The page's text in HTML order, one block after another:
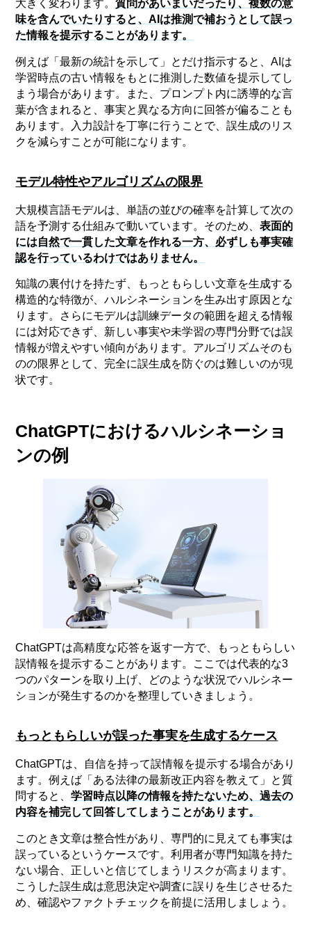
大きく変わります。質問があいまいだったり、複数の意
味を含んでいたりすると、AIは推測で補おうとして誤っ
た情報を提示することがあります。
例えば「最新の統計を示して」とだけ指示すると、AIは
学習時点の古い情報をもとに推測した数値を提示してし
まう場合があります。また、プロンプト内に誘導的な言
葉が含まれると、事実と異なる方向に回答が偏ることも
あります。入力設計を丁寧に行うことで、誤生成のリス
クを減らすことが可能になります。
モデル特性やアルゴリズムの限界
大規模言語モデルは、単語の並びの確率を計算して次の
語を予測する仕組みで動いています。そのため、表面的
には自然で一貫した文章を作れる一方、必ずしも事実確
認を行っているわけではありません。
知識の裏付けを持たず、もっともらしい文章を生成する
構造的な特徴が、ハルシネーションを生み出す原因とな
ります。さらにモデルは訓練データの範囲を超える情報
には対応できず、新しい事実や未学習の専門分野では誤
情報が増えやすい傾向があります。アルゴリズムそのも
のの限界として、完全に誤生成を防ぐのは難しいのが現
状です。
ChatGPTにおけるハルシネーショ
ンの例
ChatGPTは高精度な応答を返す一方で、もっともらしい
誤情報を提示することがあります。ここでは代表的な3
つのパターンを取り上げ、どのような状況でハルシネー
ションが発生するのかを整理していきましょう。
もっともらしいが誤った事実を生成するケース
ChatGPTは、自信を持って誤情報を提示する場合があり
ます。例えば「ある法律の最新改正内容を教えて」と質
問すると、学習時点以降の情報を持たないため、過去の
内容を補完して回答してしまうことがあります。
このとき文章は整合性があり、専門的に見えても事実は
誤っているというケースです。利用者が専門知識を持た
ない場合、正しいと信じてしまうリスクが高まります。
こうした誤生成は意思決定や調査に誤りを生じさせるた
め、確認やファクトチェックを前提に活用しましょう。